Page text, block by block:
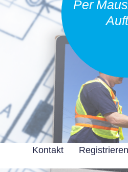
Per
Kontakt Registrieren